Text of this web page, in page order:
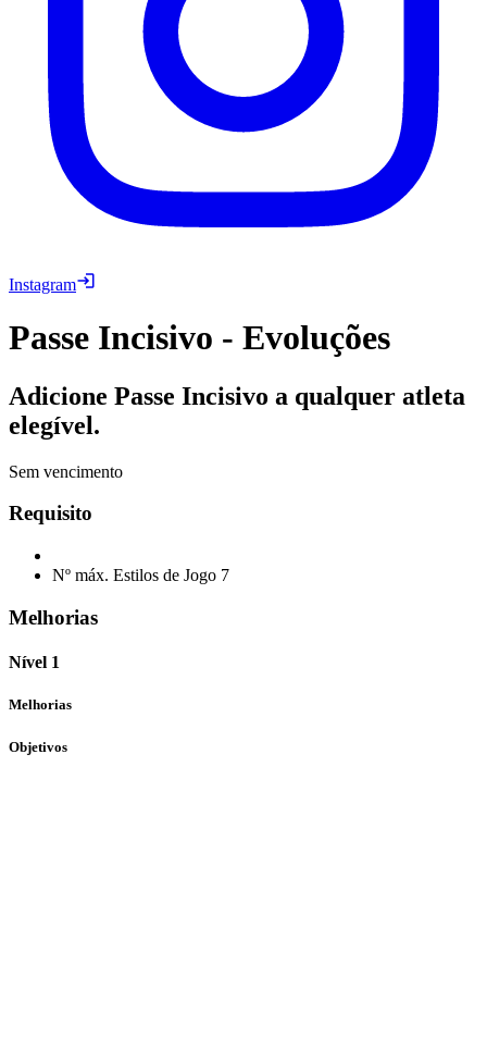
Instagram
Passe Incisivo - Evoluções
Adicione Passe Incisivo a qualquer atleta
elegível.
Sem vencimento
Requisito
Nº máx. Estilos de Jogo 7
Melhorias
Nível 1
Melhorias
Objetivos